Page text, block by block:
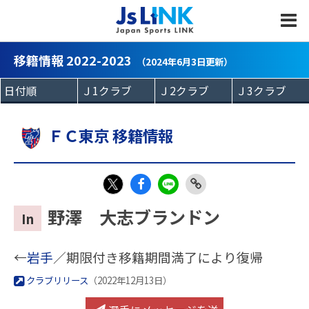
移籍情報 2022-2023 （2024年6月3日更新）
ＦＣ東京 移籍情報
Fac
eb
k
E
Copy
In 野澤 大志ブランドン
←岩手／期限付き移籍期間満了により復帰
クラブリリース （2022年12月13日）